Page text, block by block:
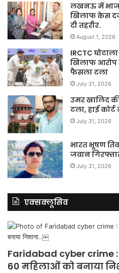
लखनऊ में
खिलाफ केस
दी तहरीर.
August 1, 2026
IRCTC
खिलाफ आरोप
फैसला टला
July 31, 2026
उमर खालिद
टला, हाई
July 31, 2026
भारत भूषण
जवान
July 31, 2026
एक्सक्लूसिव
Faridabad cyber crime :
60 महिलाओं को बनाया